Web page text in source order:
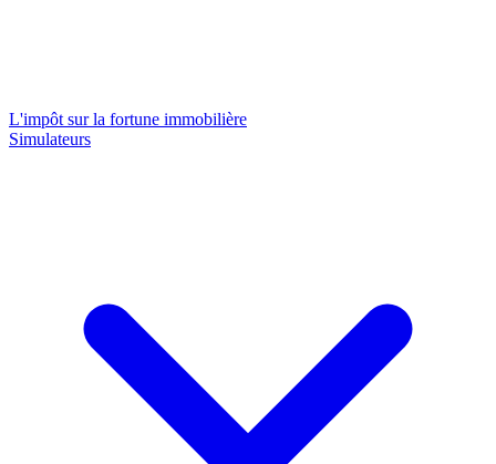
L'impôt sur la fortune immobilière
Simulateurs